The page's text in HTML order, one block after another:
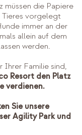
müssen die Papiere
Tieres vorgelegt
immer an der
allein auf dem
werden.
Ihrer Familie sind,
Resort den Platz
verdienen.
Sie unsere
Agility Park und